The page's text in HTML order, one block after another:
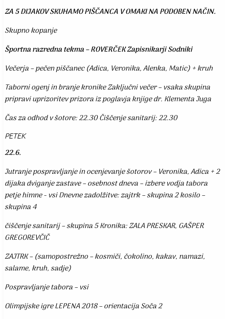
ZA 5 DIJAKOV SKUHAMO PIŠČANCA V OMAKI NA PODOBEN NAČIN.
Skupno kopanje
Športna razredna tekma – ROVERČEK Zapisnikarji Sodniki
Večerja – pečen piščanec (Adica, Veronika, Alenka, Matic) + kruh
Taborni ogenj in branje kronike Zaključni večer – vsaka skupina
pripravi uprizoritev prizora iz poglavja knjige dr. Klementa Juga
Čas za odhod v šotore: 22.30 Čiščenje sanitarij: 22.30
PETEK
22.6.
Jutranje pospravljanje in ocenjevanje šotorov – Veronika, Adica + 2
dijaka dviganje zastave – osebnost dneva – izbere vodja tabora
petje himne - vsi Dnevne zadolžitve: zajtrk – skupina 2 kosilo –
skupina 4
čiščenje sanitarij – skupina 5 Kronika: ZALA PRESKAR, GAŠPER
GREGOREVČIČ
ZAJTRK – (samopostrežno – kosmiči, čokolino, kakav, namazi,
salame, kruh, sadje)
Pospravljanje tabora – vsi
Olimpijske igre LEPENA 2018 – orientacija Soča 2